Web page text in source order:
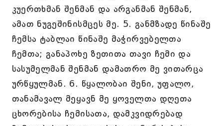
კუერთხმან შენმან და არგანმან შენმან,
ამათ ნუგეშინისმცეს მე. 5. განმზადე წინაშე
ჩემსა ტაბლაი წინაშე მაჭირვებელთა
ჩემთა; განაპოხე ზეთითა თავი ჩემი და
სასუმელმან შენმან დამათრო მე ვითარცა
ურწყულმან. 6. წყალობაი შენი, უფალო,
თანამავალ მეყავნ მე ყოველთა დღეთა
ცხორებისა ჩემისათა, დამკვიდრებად